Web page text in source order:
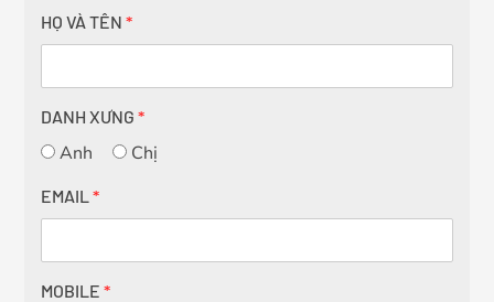
HỌ VÀ TÊN*
DANH XƯNG*
Anh Chị
EMAIL*
MOBILE*